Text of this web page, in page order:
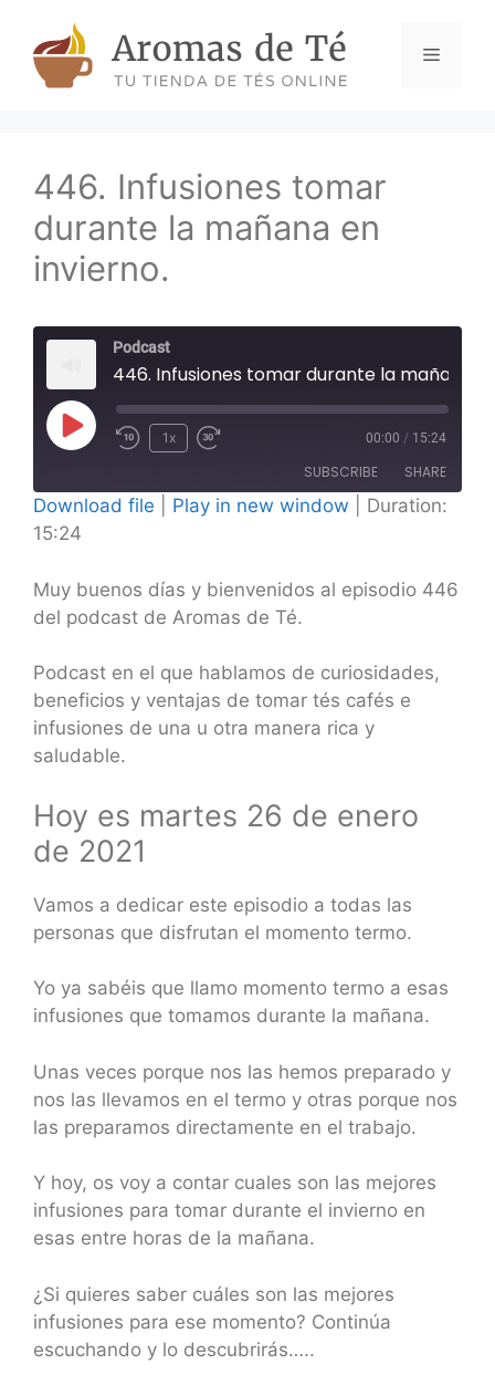
content
Menu
446. Infusiones tomar
durante la mañana en
invierno.
Podcast
Play
1x 00:00 / 15:24
SUBSCRIBE SHARE
SHARE
LINK
EMBED
Download file Play in new window
Duration:
15:24
Muy buenos días y bienvenidos al episodio 446
del podcast de Aromas de Té.
Podcast en el que hablamos de curiosidades,
beneficios y ventajas de tomar tés cafés e
infusiones de una u otra manera rica y
saludable.
Hoy es martes 26 de enero
de 2021
Vamos a dedicar este episodio a todas las
personas que disfrutan el momento termo.
Yo ya sabéis que llamo momento termo a esas
infusiones que tomamos durante la mañana.
Unas veces porque nos las hemos preparado y
nos las llevamos en el termo y otras porque nos
las preparamos directamente en el trabajo.
Y hoy, os voy a contar cuales son las mejores
infusiones para tomar durante el invierno en
esas entre horas de la mañana.
¿Si quieres saber cuáles son las mejores
infusiones para ese momento? Continúa
escuchando y lo descubrirás…..